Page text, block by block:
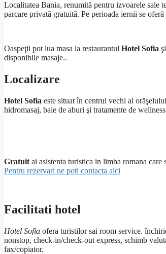
Localitatea Bania, renumită pentru izvoarele sale
parcare privată gratuită. Pe perioada iernii se
Oaspeţii pot lua masa la restaurantul Hotel Sofia
disponibile masaje..
Localizare
Hotel Sofia este situat în centrul vechi al
hidromasaj, baie de aburi şi tratamente de
Gratuit ai asistenta turistica in limba romana care
Pentru rezervari ne poti contacta aici
Facilitati hotel
Hotel Sofia ofera turistilor sai room service.
nonstop, check-in/check-out express, schimb
fax/copiator.